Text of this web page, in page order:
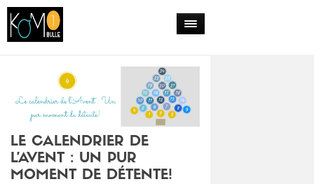
LE CALENDRIER DE
L’AVENT : UN PUR
MOMENT DE DÉTENTE!